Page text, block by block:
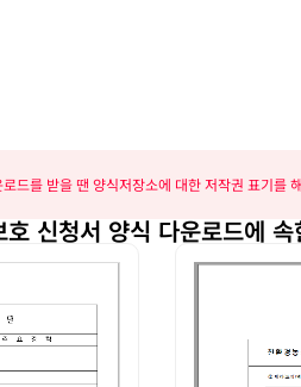
드를 받을 땐 양식저장소에 대한 저작권 표기를
신청서 양식 다운로드에